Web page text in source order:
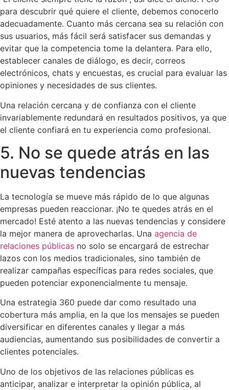
para descubrir qué quiere el cliente, debemos conocerlo
adecuadamente. Cuanto más cercana sea su relación con
sus usuarios, más fácil será satisfacer sus demandas y
evitar que la competencia tome la delantera. Para ello,
establecer canales de diálogo, es decir, correos
electrónicos, chats y encuestas, es crucial para evaluar las
opiniones y necesidades de sus clientes.
Una relación cercana y de confianza con el cliente
invariablemente redundará en resultados positivos, ya que
el cliente confiará en tu experiencia como profesional.
5. No se quede atrás en las
nuevas tendencias
La tecnología se mueve más rápido de lo que algunas
empresas pueden reaccionar. ¡No te quedes atrás en el
mercado! Esté atento a las nuevas tendencias y considere
la mejor manera de aprovecharlas. Una agencia de
relaciones públicas no solo se encargará de estrechar
lazos con los medios tradicionales, sino también de
realizar campañas específicas para redes sociales, que
pueden potenciar exponencialmente tu mensaje.
Una estrategia 360 puede dar como resultado una
cobertura más amplia, en la que los mensajes se pueden
diversificar en diferentes canales y llegar a más
audiencias, aumentando sus posibilidades de convertir a
clientes potenciales.
Uno de los objetivos de las relaciones públicas es
anticipar, analizar e interpretar la opinión pública, al